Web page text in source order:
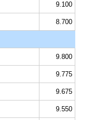
9.100
8.700
9.800
9.775
9.675
9.550